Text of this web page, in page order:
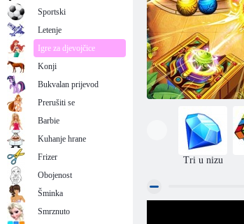
Tri u nizu
Sportski
Letenje
Igre za djevojčice
Konji
Bukvalan prijevod
Prerušiti se
Barbie
Kuhanje hrane
Frizer
Obojenost
Šminka
Smrznuto